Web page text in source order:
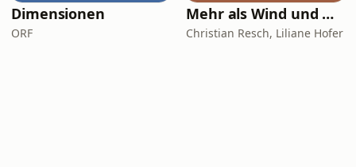
Dimensionen
ORF
Mehr als Wind und Wetter
Christian Resch, Liliane Hofer